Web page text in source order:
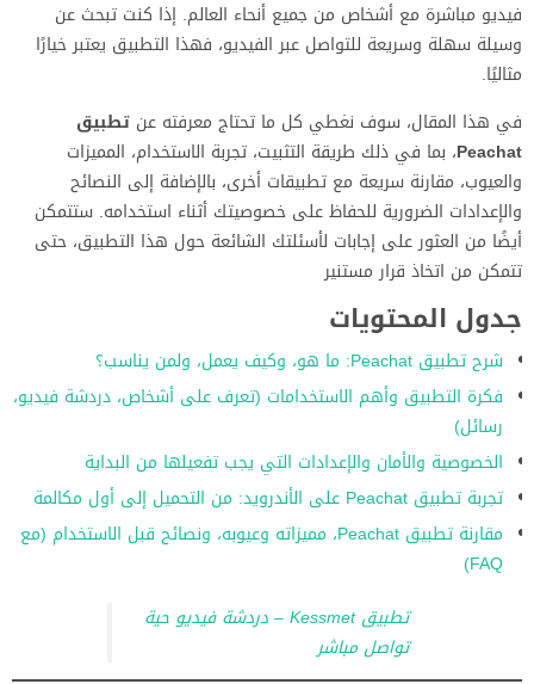
فيديو مباشرة مع أشخاص من جميع أنحاء العالم. إذا كنت تبحث عن
وسيلة سهلة وسريعة للتواصل عبر الفيديو، فهذا التطبيق يعتبر خيارًا
مثاليًا.
في هذا المقال، سوف نغطي كل ما تحتاج معرفته عن تطبيق
Peachat، بما في ذلك طريقة التثبيت، تجربة الاستخدام، المميزات
والعيوب، مقارنة سريعة مع تطبيقات أخرى، بالإضافة إلى النصائح
والإعدادات الضرورية للحفاظ على خصوصيتك أثناء استخدامه. ستتمكن
أيضًا من العثور على إجابات لأسئلتك الشائعة حول هذا التطبيق، حتى
تتمكن من اتخاذ قرار مستنير
جدول المحتويات
شرح تطبيق Peachat: ما هو، وكيف يعمل، ولمن يناسب؟
فكرة التطبيق وأهم الاستخدامات (تعرف على أشخاص، دردشة فيديو،
رسائل)
الخصوصية والأمان والإعدادات التي يجب تفعيلها من البداية
تجربة تطبيق Peachat على الأندرويد: من التحميل إلى أول مكالمة
مقارنة تطبيق Peachat، مميزاته وعيوبه، ونصائح قبل الاستخدام (مع
FAQ)
تطبيق Kessmet – دردشة فيديو حية
تواصل مباشر